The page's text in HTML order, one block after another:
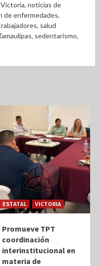
, noticias de
de enfermedades,
, salud
, sedentarismo,
ESTATAL VICTORIA
Promueve TPT
coordinación
interinstitucional en
materia de